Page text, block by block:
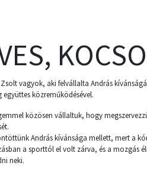
vagyok, aki felvállalta András
együttes közreműködésével.
közösen vállaltuk, hogy
András kívánsága mellett, mert a
a sporttól el volt zárva, és a mozgás
neki.